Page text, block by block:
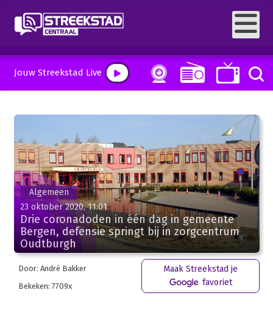
Jouw Streekstad Live
Algemeen
23 oktober 2020, 11:01
Drie coronadoden in één dag in gemeente
Bergen, defensie springt bij in zorgcentrum
Oudtburgh
Door: André Bakker
Bekeken: 7709x
Maak Streekstad je
favoriet